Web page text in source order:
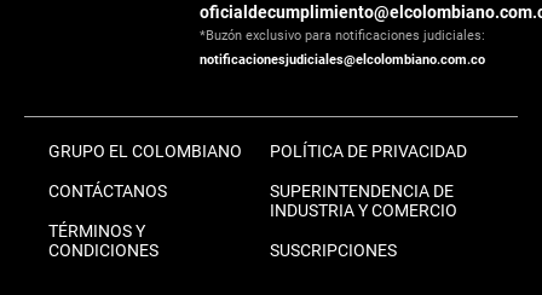
*Buzón exclusivo para notificaciones judiciales:
notificacionesjudiciales@elcolombiano.com.co
GRUPO EL COLOMBIANO
CONTÁCTANOS
TÉRMINOS Y
CONDICIONES
POLÍTICA DE PRIVACIDAD
SUPERINTENDENCIA DE
INDUSTRIA Y COMERCIO
SUSCRIPCIONES